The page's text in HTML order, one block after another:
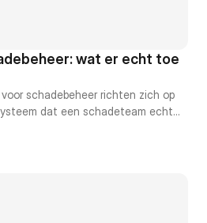
wat er echt toe
schadebeheer richten zich op
dat een schadeteam echt
systeem dat alleen een extra